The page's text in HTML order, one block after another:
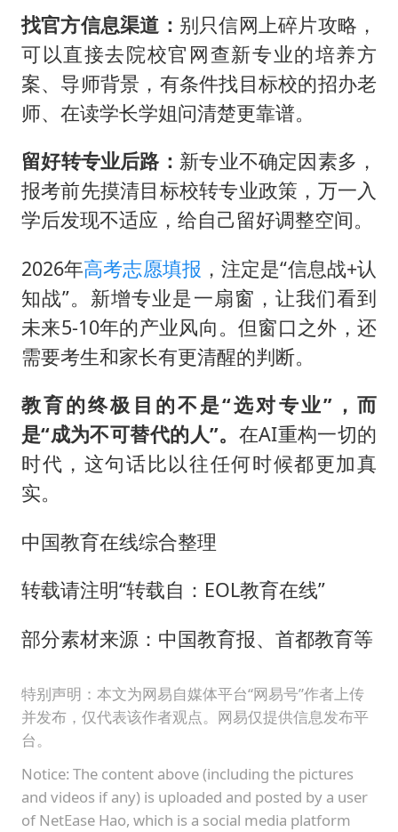
找官方信息渠道‌： 别只信网上碎片攻略，
可以直接去院校官网查新专业的培养方
案、导师背景，有条件找目标校的招办老
师、在读学长学姐问清楚更靠谱。
留好转专业后路‌： 新专业不确定因素多，
报考前先摸清目标校转专业政策，万一入
学后发现不适应，给自己留好调整空间。
2026年高考志愿填报 ，注定是“信息战+认
知战”。新增专业是一扇窗，让我们看到
未来5-10年的产业风向。但窗口之外，还
需要考生和家长有更清醒的判断。
教育的终极目的不是“选对专业”，而
是“成为不可替代的人”。 在AI重构一切的
时代，这句话比以往任何时候都更加真
实。
中国教育在线综合整理
转载请注明“转载自：EOL教育在线”
部分素材来源：中国教育报、首都教育等
特别声明：本文为网易自媒体平台“网易号”作者上传
并发布，仅代表该作者观点。网易仅提供信息发布平
台。
Notice: The content above (including the pictures
and videos if any) is uploaded and posted by a user
of NetEase Hao, which is a social media platform